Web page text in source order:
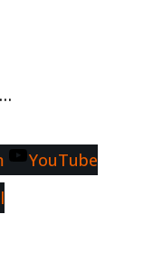
YouTube